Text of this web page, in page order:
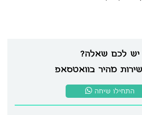
יש לכם שאלה?
מהיר בוואטסאפ
התחילו שיחה